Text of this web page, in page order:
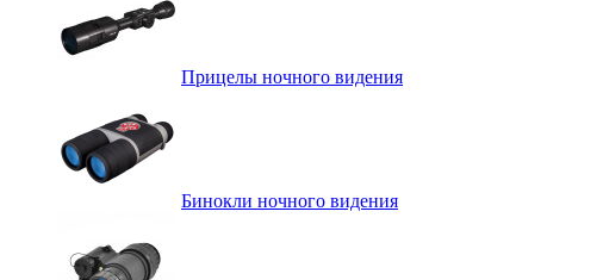
Прицелы ночного видения
Бинокли ночного видения